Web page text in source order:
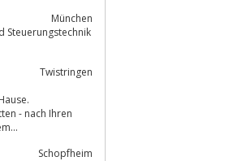
München
Twistringen
Schopfheim